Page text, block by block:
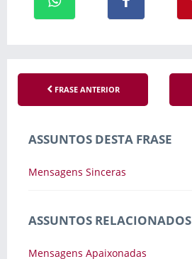
FRASE ANTERIOR
ASSUNTOS DESTA FRASE
Mensagens Sinceras
ASSUNTOS RELACIONADOS
Mensagens Apaixonadas